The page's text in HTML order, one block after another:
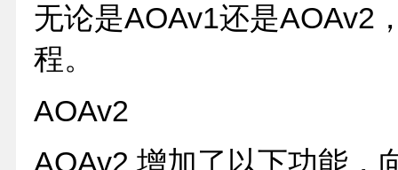
无论是AOAv1还是AOAv2
程。
AOAv2
AOAv2 增加了以下功能，